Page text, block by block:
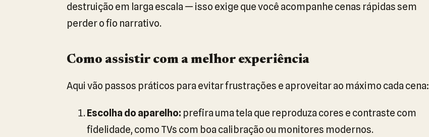
destruição em larga escala — isso exige que você acompanhe cenas rápidas sem
perder o fio narrativo.
Como assistir com a melhor experiência
Aqui vão passos práticos para evitar frustrações e aproveitar ao máximo cada cena:
Escolha do aparelho: prefira uma tela que reproduza cores e contraste com
fidelidade, como TVs com boa calibração ou monitores modernos.